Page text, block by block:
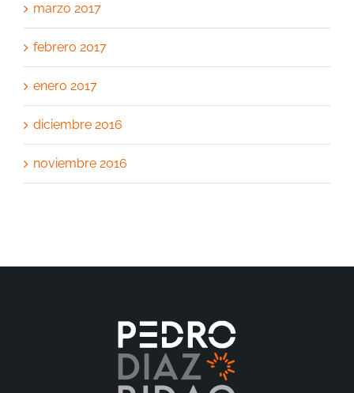
marzo 2017
febrero 2017
enero 2017
diciembre 2016
noviembre 2016